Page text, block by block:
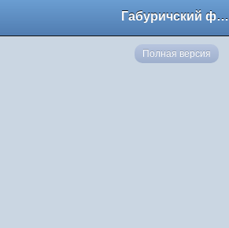
Габуричский форум
Полная версия